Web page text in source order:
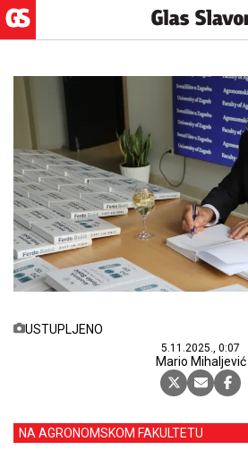
USTUPLJENO
5.11.2025., 0:07
Mario Mihaljević
NA AGRONOMSKOM FAKULTETU